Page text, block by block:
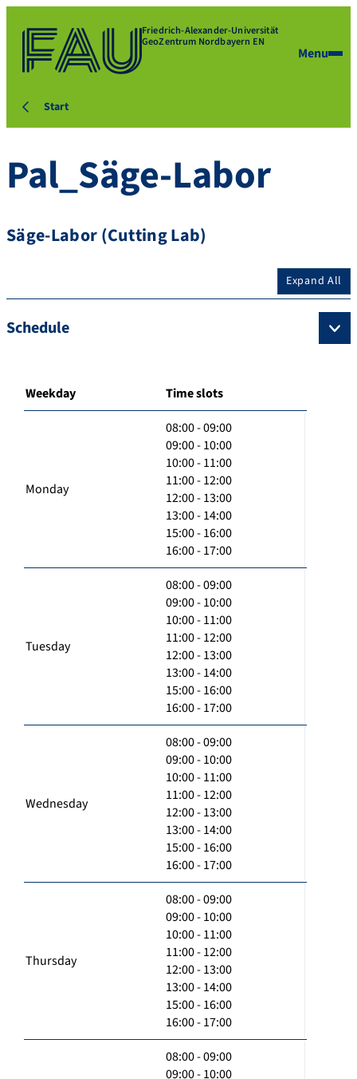
Friedrich-Alexander-Universität
GeoZentrum Nordbayern EN
Menu
Start
Pal_Säge-Labor
Säge-Labor (Cutting Lab)
Expand All
Schedule
Weekday Time slots
Monday
08:00 - 09:00
09:00 - 10:00
10:00 - 11:00
11:00 - 12:00
12:00 - 13:00
13:00 - 14:00
15:00 - 16:00
16:00 - 17:00
Tuesday
08:00 - 09:00
09:00 - 10:00
10:00 - 11:00
11:00 - 12:00
12:00 - 13:00
13:00 - 14:00
15:00 - 16:00
16:00 - 17:00
Wednesday
08:00 - 09:00
09:00 - 10:00
10:00 - 11:00
11:00 - 12:00
12:00 - 13:00
13:00 - 14:00
15:00 - 16:00
16:00 - 17:00
Thursday
08:00 - 09:00
09:00 - 10:00
10:00 - 11:00
11:00 - 12:00
12:00 - 13:00
13:00 - 14:00
15:00 - 16:00
16:00 - 17:00
08:00 - 09:00
09:00 - 10:00